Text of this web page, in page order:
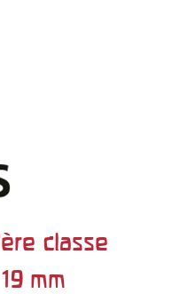
classe
mm